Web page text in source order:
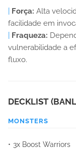
Força: Alta
facilidade em
Fraqueza:
vulnerabilidade a
fluxo.
DECKLIST
MONSTERS
3x Boost Warriors